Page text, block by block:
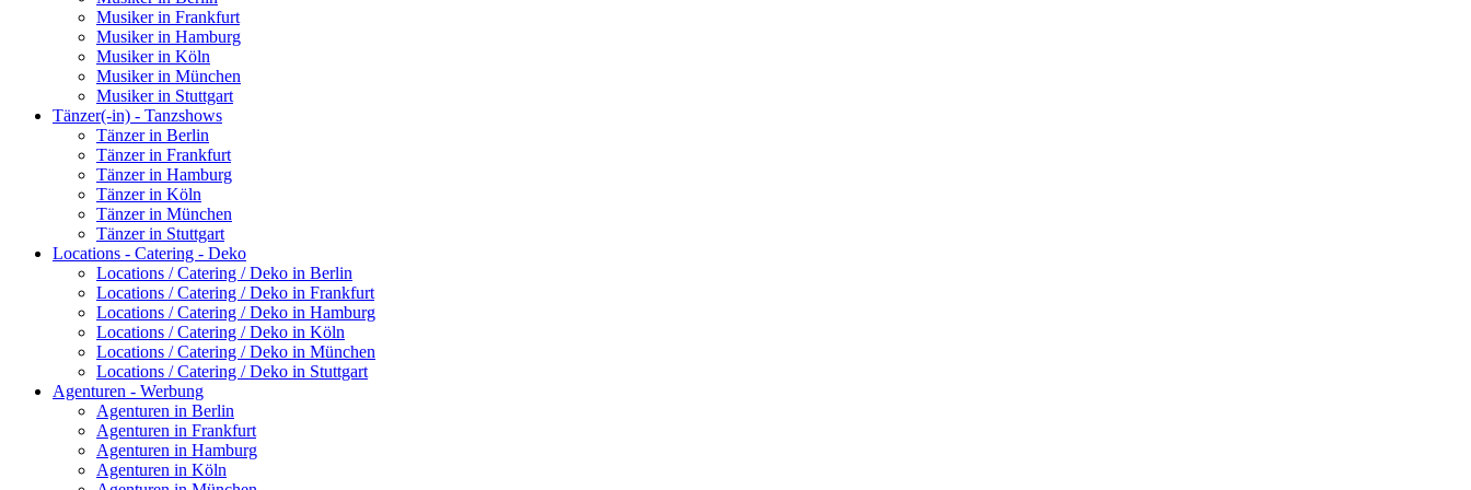
Musiker in Frankfurt
Musiker in Hamburg
Musiker in Köln
Musiker in München
Musiker in Stuttgart
Tänzer(-in) - Tanzshows
Tänzer in Berlin
Tänzer in Frankfurt
Tänzer in Hamburg
Tänzer in Köln
Tänzer in München
Tänzer in Stuttgart
Locations - Catering - Deko
Locations / Catering / Deko in Berlin
Locations / Catering / Deko in Frankfurt
Locations / Catering / Deko in Hamburg
Locations / Catering / Deko in Köln
Locations / Catering / Deko in München
Locations / Catering / Deko in Stuttgart
Agenturen - Werbung
Agenturen in Berlin
Agenturen in Frankfurt
Agenturen in Hamburg
Agenturen in Köln